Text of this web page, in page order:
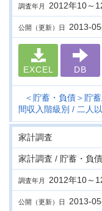
調査年月 2012年10～
公開（更新）日 2013-
EXCEL DB
＜貯蓄・負債＞貯
間収入階級別
二人
家計調査
家計調査 / 貯蓄・負
調査年月 2012年10～
公開（更新）日 2013-